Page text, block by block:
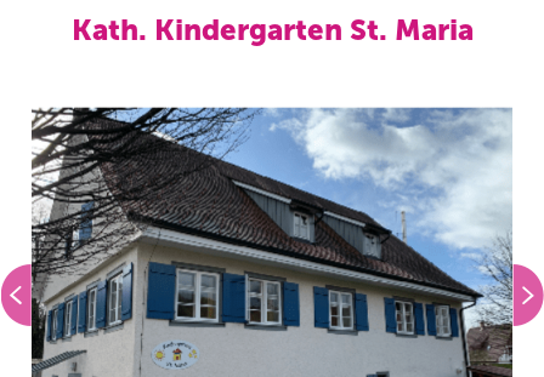
Kath. Kindergarten St. Maria